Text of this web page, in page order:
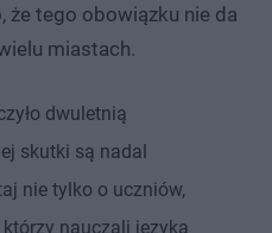
że tego obowiązku nie da
miastach.
dwuletnią
skutki są nadal
nie tylko o uczniów,
nauczali języka